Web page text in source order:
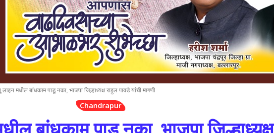
लाइन मधील बांधकाम पाडू नका, भाजपा जिल्हाध्यक्ष राहुल पावडे यांची मागणी
Chandrapur